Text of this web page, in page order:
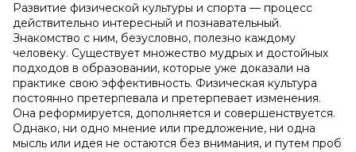
Развитие физической культуры и спорта — процесс
действительно интересный и познавательный.
Знакомство с ним, безусловно, полезно каждому
человеку. Существует множество мудрых и достойных
подходов в образовании, которые уже доказали на
практике свою эффективность. Физическая культура
постоянно претерпевала и претерпевает изменения.
Она реформируется, дополняется и совершенствуется.
Однако, ни одно мнение или предложение, ни одна
мысль или идея не остаются без внимания, и путем проб